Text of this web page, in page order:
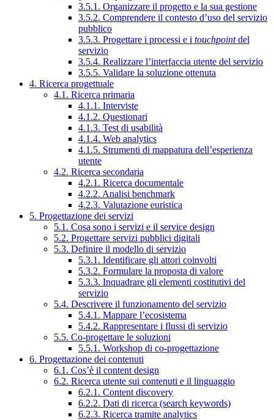
3.5.1. Organizzare il progetto e la sua gestione
3.5.2. Comprendere il contesto d’uso del servizio
pubblico
3.5.3. Progettare i processi e i touchpointdel
servizio
3.5.4. Realizzare l’interfaccia utente del servizio
3.5.5. Validare la soluzione ottenuta
4. Ricerca progettuale
4.1. Ricerca primaria
4.1.1. Interviste
4.1.2. Questionari
4.1.3. Test di usabilità
4.1.4. Web analytics
4.1.5. Strumenti di mappatura dell’esperienza
utente
4.2. Ricerca secondaria
4.2.1. Ricerca documentale
4.2.2. Analisi benchmark
4.2.3. Valutazione euristica
5. Progettazione dei servizi
5.1. Cosa sono i servizi e il service design
5.2. Progettare servizi pubblici digitali
5.3. Definire il modello di servizio
5.3.1. Identificare gli attori coinvolti
5.3.2. Formulare la proposta di valore
5.3.3. Inquadrare gli elementi costitutivi del
servizio
5.4. Descrivere il funzionamento del servizio
5.4.1. Mappare l’ecosistema
5.4.2. Rappresentare i flussi di servizio
5.5. Co-progettare le soluzioni
5.5.1. Workshop di co-progettazione
6. Progettazione dei contenuti
6.1. Cos’è il content design
6.2. Ricerca utente sui contenuti e il linguaggio
6.2.1. Content discovery
6.2.2. Dati di ricerca (search keywords)
6.2.3. Ricerca tramite analytics